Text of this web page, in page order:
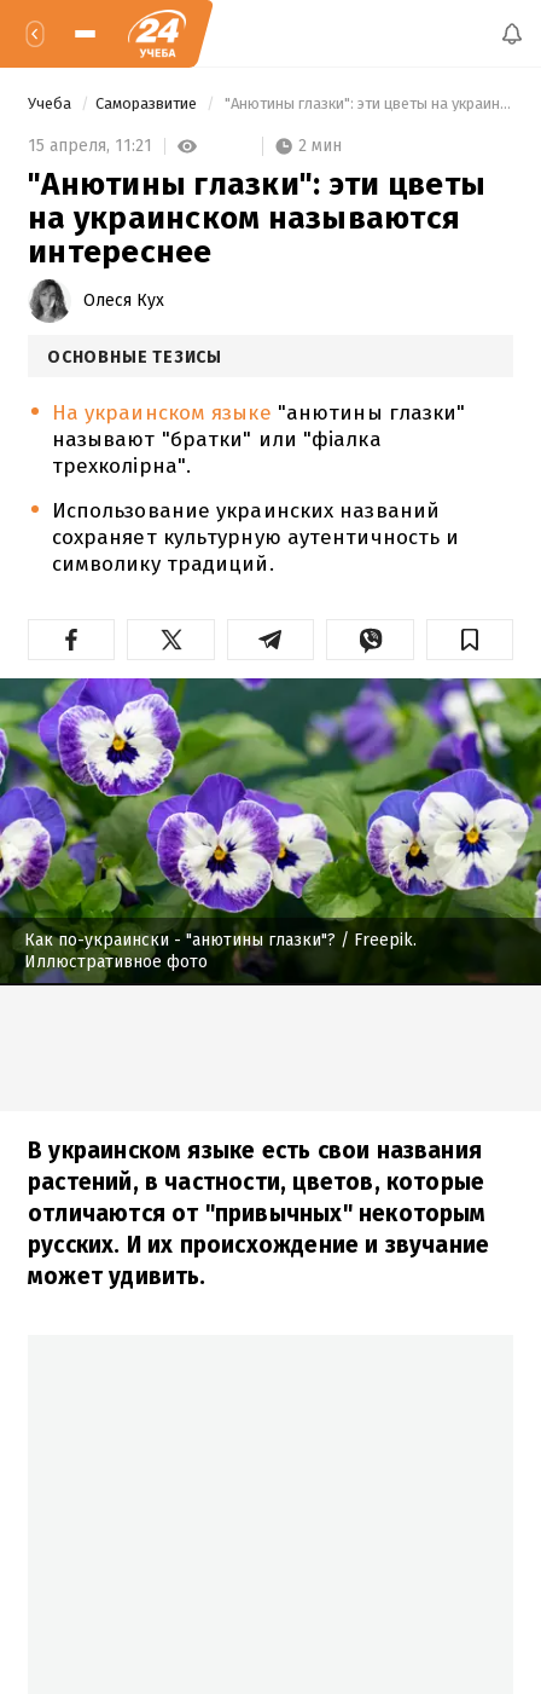
Учеба Саморазвитие "Анютины глазки": эти цветы на украинском называются интереснее
15 апреля, 11:21 2 мин
"Анютины глазки": эти цветы
на украинском называются
интереснее
Олеся Кух
ОСНОВНЫЕ ТЕЗИСЫ
На украинском языке "анютины глазки"
называют "братки" или "фіалка
трехколірна".
Использование украинских названий
сохраняет культурную аутентичность и
символику традиций.
Как по-украински - "анютины глазки"? / Freepik.
Иллюстративное фото
В украинском языке есть свои названия
растений, в частности, цветов, которые
отличаются от "привычных" некоторым
русских. И их происхождение и звучание
может удивить.